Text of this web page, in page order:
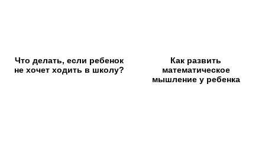
Что делать, если ребенок
не хочет ходить в школу?
Как развить
математическое
мышление у ребенка